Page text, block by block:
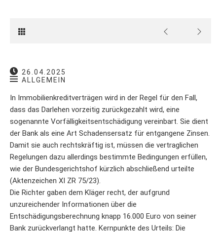
26.04.2025
ALLGEMEIN
In Immobilienkreditverträgen wird in der Regel für den Fall,
dass das Darlehen vorzeitig zurückgezahlt wird, eine
sogenannte Vorfälligkeitsentschädigung vereinbart. Sie dient
der Bank als eine Art Schadensersatz für entgangene Zinsen.
Damit sie auch rechtskräftig ist, müssen die vertraglichen
Regelungen dazu allerdings bestimmte Bedingungen erfüllen,
wie der Bundesgerichtshof kürzlich abschließend urteilte
(Aktenzeichen XI ZR 75/23).
Die Richter gaben dem Kläger recht, der aufgrund
unzureichender Informationen über die
Entschädigungsberechnung knapp 16.000 Euro von seiner
Bank zurückverlangt hatte. Kernpunkte des Urteils: Die